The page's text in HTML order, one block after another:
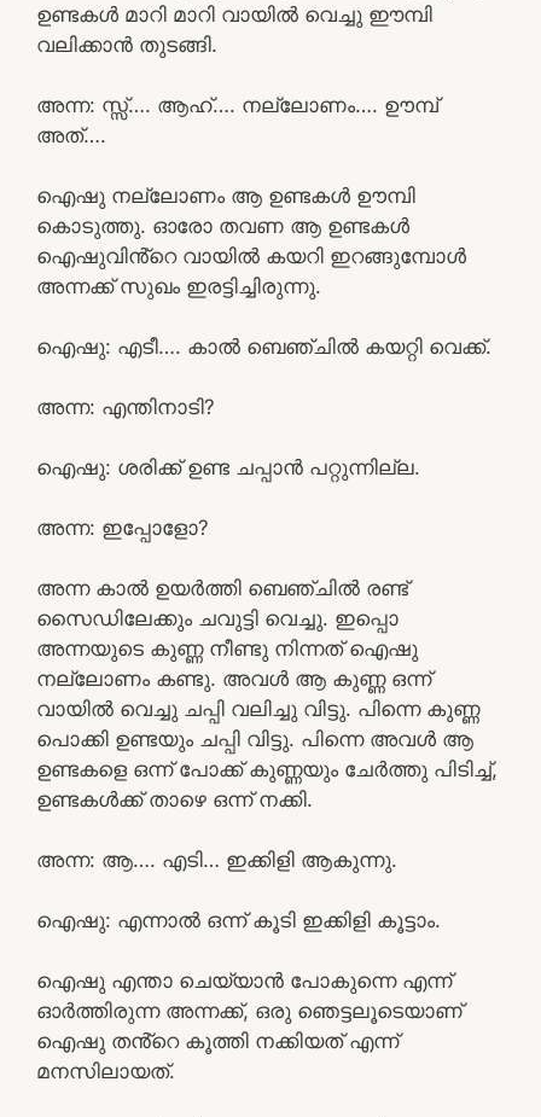
ഉണ്ടകൾ മാറി മാറി വായിൽ വെച്ചു ഈമ്പി
വലിക്കാൻ തുടങ്ങി.
അന്ന: സ്സ്‌…. ആഹ്…. നല്ലോണം…. ഊമ്പ്
അത്….
ഐഷു നല്ലോണം ആ ഉണ്ടകൾ ഊമ്പി
കൊടുത്തു. ഓരോ തവണ ആ ഉണ്ടകൾ
ഐഷുവിൻ്റെ വായിൽ കയറി ഇറങ്ങുമ്പോൾ
അന്നക്ക് സുഖം ഇരട്ടിച്ചിരുന്നു.
ഐഷു: എടീ…. കാൽ ബെഞ്ചിൽ കയറ്റി വെക്ക്.
അന്ന: എന്തിനാടി?
ഐഷു: ശരിക്ക് ഉണ്ട ചപ്പാൻ പറ്റുന്നില്ല.
അന്ന: ഇപ്പോളോ?
അന്ന കാൽ ഉയർത്തി ബെഞ്ചിൽ രണ്ട്
സൈഡിലേക്കും ചവുട്ടി വെച്ചു. ഇപ്പൊ
അന്നയുടെ കുണ്ണ നീണ്ടു നിന്നത് ഐഷു
നല്ലോണം കണ്ടു. അവൾ ആ കുണ്ണ ഒന്ന്
വായിൽ വെച്ചു ചപ്പി വലിച്ചു വിട്ടു. പിന്നെ കുണ്ണ
പൊക്കി ഉണ്ടയും ചപ്പി വിട്ടു. പിന്നെ അവൾ ആ
ഉണ്ടകളെ ഒന്ന് പോക്ക് കുണ്ണയും ചേർത്തു പിടിച്ച്,
ഉണ്ടകൾക്ക് താഴെ ഒന്ന് നക്കി.
അന്ന: ആ…. എടി… ഇക്കിളി ആകുന്നു.
ഐഷു: എന്നാൽ ഒന്ന് കൂടി ഇക്കിളി കൂട്ടാം.
ഐഷു എന്താ ചെയ്യാൻ പോകുന്നെ എന്ന്
ഓർത്തിരുന്ന അന്നക്ക്, ഒരു ഞെട്ടലൂടെയാണ്
ഐഷു തൻ്റെ കൂത്തി നക്കിയത് എന്ന്
മനസിലായത്.